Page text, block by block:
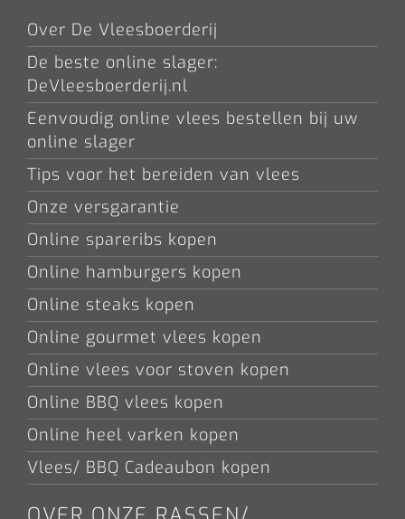
Over De Vleesboerderij
De beste online slager:
DeVleesboerderij.nl
Eenvoudig online vlees bestellen bij uw
online slager
Tips voor het bereiden van vlees
Onze versgarantie
Online spareribs kopen
Online hamburgers kopen
Online steaks kopen
Online gourmet vlees kopen
Online vlees voor stoven kopen
Online BBQ vlees kopen
Online heel varken kopen
Vlees/ BBQ Cadeaubon kopen